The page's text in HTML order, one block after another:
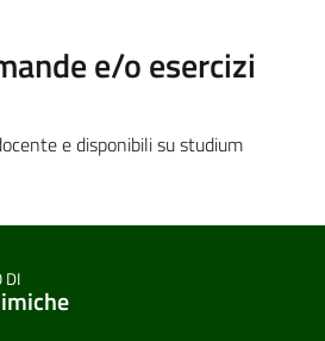
e/o esercizi
e disponibili su studium
DI